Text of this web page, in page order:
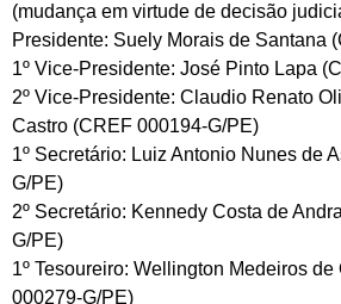
(mudança em virtude de decisão
Presidente: Suely Morais de Santana
1º Vice-Presidente: José Pinto Lapa
2º Vice-Presidente: Claudio Renato
Castro (CREF 000194-G/PE)
1º Secretário: Luiz Antonio Nunes de
G/PE)
2º Secretário: Kennedy Costa de
G/PE)
1º Tesoureiro: Wellington Medeiros
000279-G/PE)